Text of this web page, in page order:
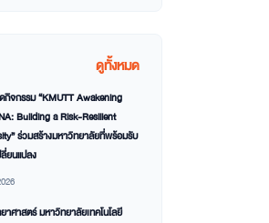
ดูทั้งหมด
จกรรม “KMUTT Awakening
Building a Risk-Resilient
ร่วมสร้างมหาวิทยาลัยที่พร้อมรับ
ยนแปลง
ศาสตร์ มหาวิทยาลัยเทคโนโลยี